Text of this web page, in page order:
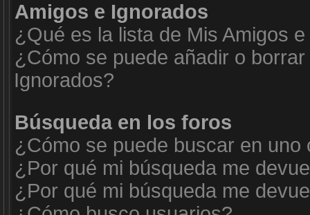
Amigos e Ignorados
¿Qué es la lista de Mis Amigos
¿Cómo se puede añadir o
Ignorados?
Búsqueda en los foros
¿Cómo se puede buscar en uno
¿Por qué mi búsqueda me
¿Por qué mi búsqueda me